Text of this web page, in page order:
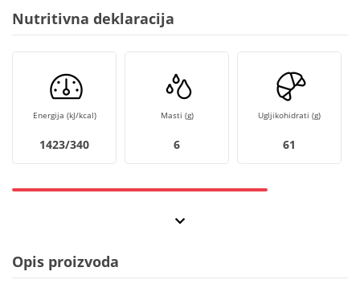
Nutritivna deklaracija
Energija (kJ/kcal)
1423/340
Masti (g)
6
Ugljikohidrati (g)
61
Opis proizvoda